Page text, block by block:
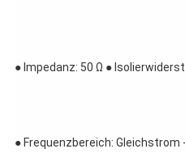
● Impedanz: 50 Ω ●
● Frequenzbereich: Gleichstrom